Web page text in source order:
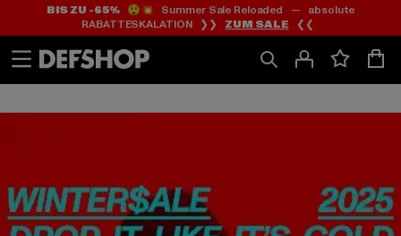
Zum
Inhalt
springen
Zum
Fußzeile
springen
BIS ZU -65%😲💥 Summer Sale Reloaded — absolute
RABATTESKALATION ❯❯ ZUM SALE ❮❮